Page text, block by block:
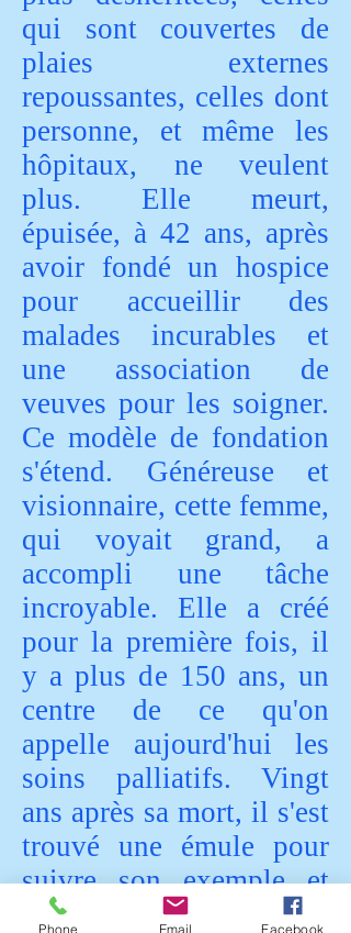
qui sont couvertes de
plaies externes
repoussantes, celles dont
personne, et même les
hôpitaux, ne veulent
plus. Elle meurt,
épuisée, à 42 ans, après
avoir fondé un hospice
pour accueillir des
malades incurables et
une association de
veuves pour les soigner.
Ce modèle de fondation
s'étend. Généreuse et
visionnaire, cette femme,
qui voyait grand, a
accompli une tâche
incroyable. Elle a créé
pour la première fois, il
y a plus de 150 ans, un
centre de ce qu'on
appelle aujourd'hui les
soins palliatifs. Vingt
ans après sa mort, il s'est
trouvé une émule pour
suivre son exemple et
fonder un hospice
Phone Email Facebook